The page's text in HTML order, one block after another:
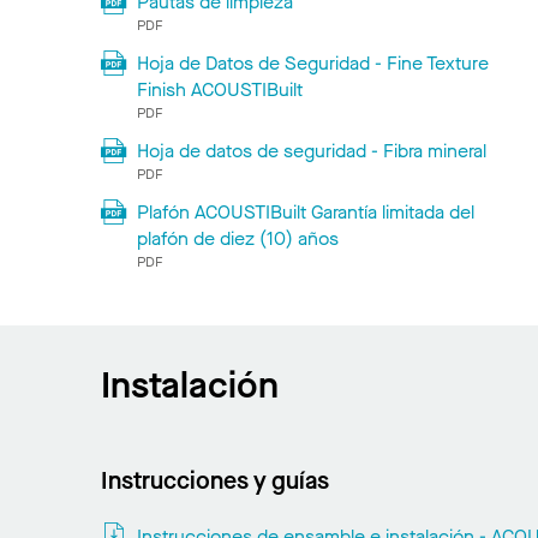
PDF
Hoja de Datos de Seguridad - Fine Texture
Finish ACOUSTIBuilt
PDF
Hoja de datos de seguridad - Fibra mineral
PDF
Plafón ACOUSTIBuilt Garantía limitada del
plafón de diez (10) años
PDF
Instalación
Instrucciones y guías